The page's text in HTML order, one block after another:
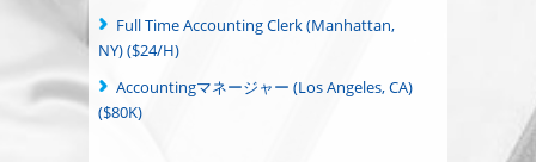
Full Time Accounting Clerk (Manhattan,
NY) ($24/H)
Accountingマネージャー (Los Angeles, CA)
($80K)